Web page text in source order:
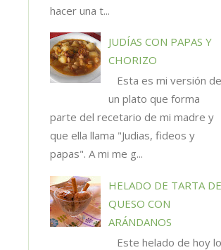
hacer una t...
JUDÍAS CON PAPAS Y
CHORIZO
Esta es mi versión de
un plato que forma
parte del recetario de mi madre y
que ella llama "Judias, fideos y
papas". A mi me g...
HELADO DE TARTA DE
QUESO CON
ARÁNDANOS
Este helado de hoy lo